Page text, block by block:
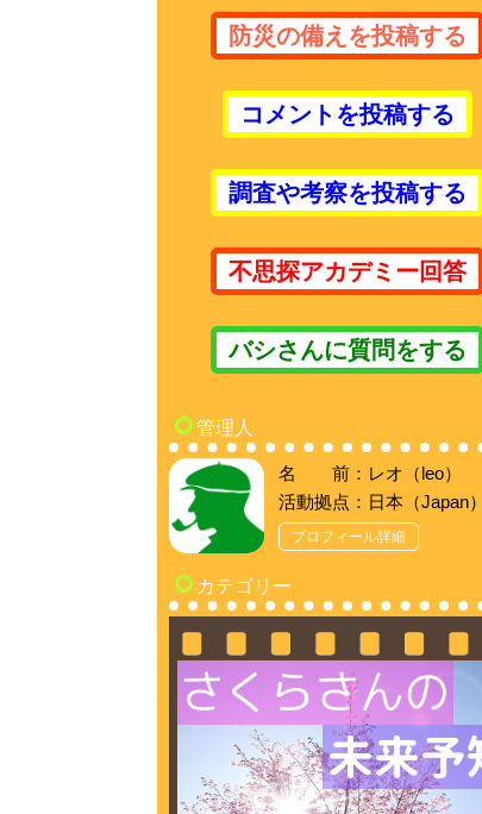
防災の備えを投稿する
コメントを投稿する
調査や考察を投稿する
不思探アカデミー回答
バシさんに質問をする
管理人
名 前：レオ（leo）
活動拠点：日本（Japan）
プロフィール詳細
カテゴリー